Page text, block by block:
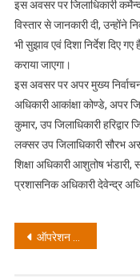
इस अवसर पर जिलाधिकारी
विस्तार से जानकारी दी, उन्होंने
भी सुझाव एवं दिशा निर्देश दिए
कराया जाएगा।
इस अवसर पर अपर मुख्य
अधिकारी आकांक्षा कोण्डे, अपर
कुमार, उप जिलाधिकारी
लक्सर उप जिलाधिकारी सौरभ
शिक्षा अधिकारी आशुतोष
प्रशासनिक अधिकारी देवेन्द्र
Post
navigation
ऑपरेशन सिंदूर ने दुनिया में भारत की पराक्रमी छवि बनायी: राम बहादुर राय